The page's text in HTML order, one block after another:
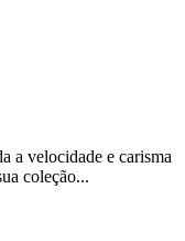
a velocidade e carisma
coleção...